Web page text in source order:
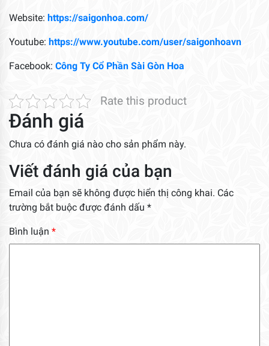
Website: https://saigonhoa.com/
Youtube: https://www.youtube.com/user/saigonhoavn
Facebook: Công Ty Cổ Phần Sài Gòn Hoa
Rate this product
Đánh giá
Chưa có đánh giá nào cho sản phẩm này.
Viết đánh giá của bạn
Email của bạn sẽ không được hiển thị công khai. Các
trường bắt buộc được đánh dấu *
Bình luận *